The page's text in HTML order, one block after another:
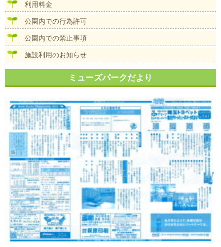
利用料金
公園内での行為許可
公園内での禁止事項
施設利用のお知らせ
ミューズパークだより